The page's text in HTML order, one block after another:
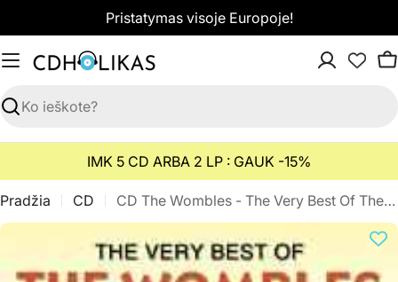
prie
turinio
Pristatymas visoje Europoje!
Paieška
IMK 5 CD ARBA 2 LP : GAUK -15%
Pradžia CD CD The Wombles - The Very Best Of The Wombles